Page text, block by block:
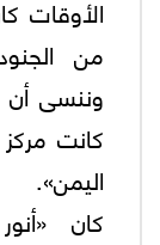
الأوقات
من
وننسى أن
كانت
اليمن».
كان